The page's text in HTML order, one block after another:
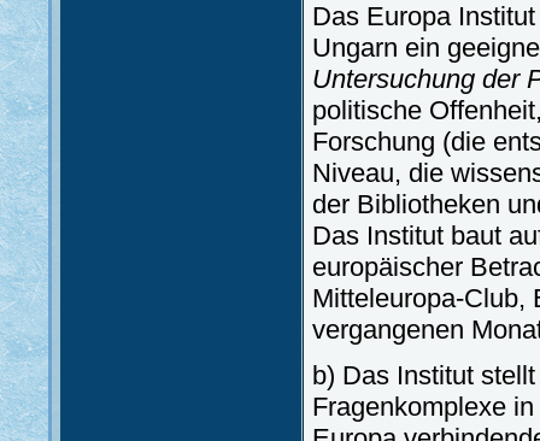
Das Europa
Ungarn ein
Untersuchung der
politische
Forschung (die
Niveau, die
der Bibliotheken
Das Institut baut
europäischer
Mitteleuropa-Club,
vergangenen
b) Das Institut
Fragenkomplexe